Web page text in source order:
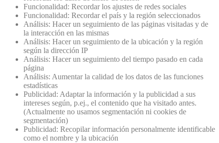
Funcionalidad: Recordar los ajustes de redes sociales
Funcionalidad: Recordar el país y la región seleccionados
Análisis: Hacer un seguimiento de las páginas visitadas y de
la interacción en las mismas
Análisis: Hacer un seguimiento de la ubicación y la región
según la dirección IP
Análisis: Hacer un seguimiento del tiempo pasado en cada
página
Análisis: Aumentar la calidad de los datos de las funciones
estadísticas
Publicidad: Adaptar la información y la publicidad a sus
intereses según, p.ej., el contenido que ha visitado antes.
(Actualmente no usamos segmentación ni cookies de
segmentación)
Publicidad: Recopilar información personalmente identificable
como el nombre y la ubicación